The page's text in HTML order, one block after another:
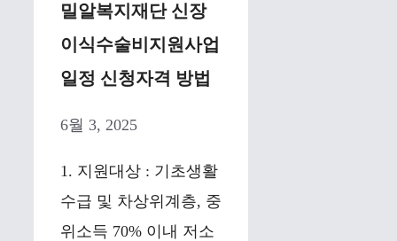
밀알복지재단 신장
이식수술비지원사업
일정 신청자격 방법
6월 3, 2025
1. 지원대상 : 기초생활
수급 및 차상위계층, 중
위소득 70% 이내 저소